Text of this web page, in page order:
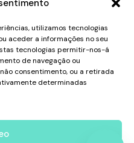
utilizamos tecnologias
aceder a informações no seu
tecnologias permitir-nos-á
de navegação ou
consentimento, ou a retirada
determinadas
Os serviços de
fornecidos através de
com a Belmoney S.A.,
autorizada e
da Bélgica, número
que tem direitos de
os países do EEE, de
tratados e processados
com a legislação